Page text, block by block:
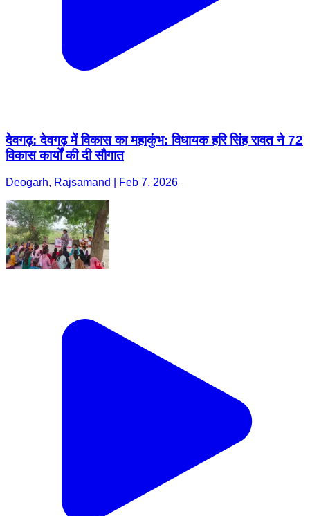
देेवगढ़: देवगढ़ में विकास का महाकुंभ: विधायक हरि सिंह रावत ने 72
विकास कार्यों की दी सौगात
Deogarh, Rajsamand | Feb 7, 2026